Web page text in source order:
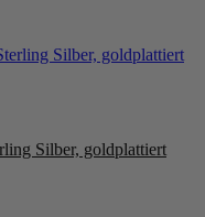
Silber, goldplattiert